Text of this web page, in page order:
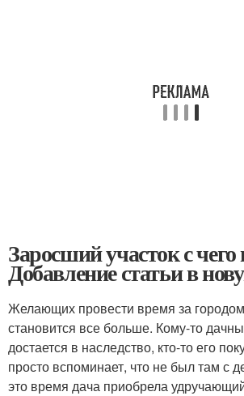
Заросший участок с чего
Добавление статьи в
Желающих провести время за
становится все больше. Кому-то
достается в наследство, кто-то его
просто вспоминает, что не был там с
это время дача приобрела